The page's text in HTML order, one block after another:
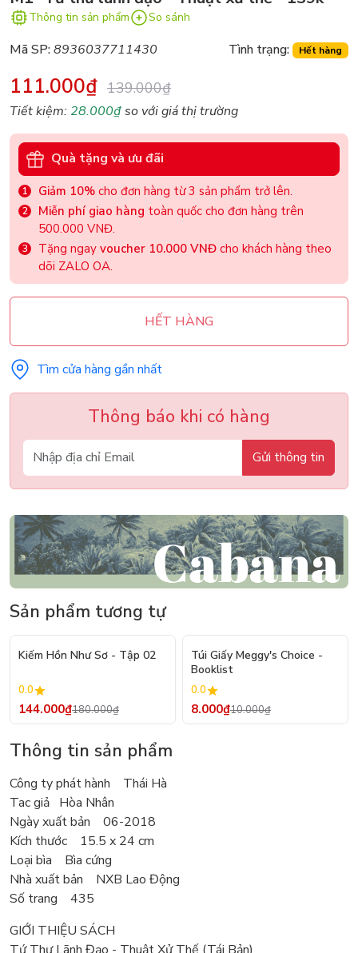
Thông tin sản phẩm So sánh
Mã SP:8936037711430 Tình trạng: Hết hàng
111.000₫ 139.000₫
Tiết kiệm: 28.000₫so với giá thị trường
Quà tặng và ưu đãi
Giảm 10% cho đơn hàng từ 3 sản phẩm trở lên.
Miễn phí giao hàng toàn quốc cho đơn hàng trên
500.000 VNĐ.
Tặng ngay voucher 10.000 VNĐ cho khách hàng theo
dõi ZALO OA.
HẾT HÀNG
Tìm cửa hàng gần nhất
Thông báo khi có hàng
Gửi thông tin
Sản phẩm tương tự
- 20%
Kiếm Hồn Như Sơ - Tập 02
0.0
144.000₫180.000₫
Túi Giấy Meggy's Choice -
Booklist
0.0
8.000₫10.000₫
Thông tin sản phẩm
Công ty phát hành Thái Hà
Tac giả Hòa Nhân
Ngày xuất bản 06-2018
Kích thước 15.5 x 24 cm
Loại bìa Bìa cứng
Nhà xuất bản NXB Lao Động
Số trang 435
GIỚI THIỆU SÁCH